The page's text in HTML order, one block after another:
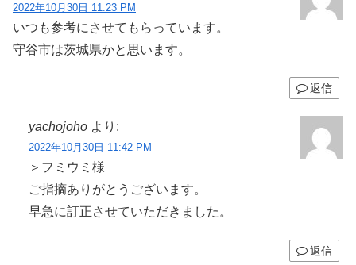
2022年10月30日 11:23 PM
いつも参考にさせてもらっています。
守谷市は茨城県かと思います。
返信
yachojoho より:
2022年10月30日 11:42 PM
＞フミウミ様
ご指摘ありがとうございます。
早急に訂正させていただきました。
返信